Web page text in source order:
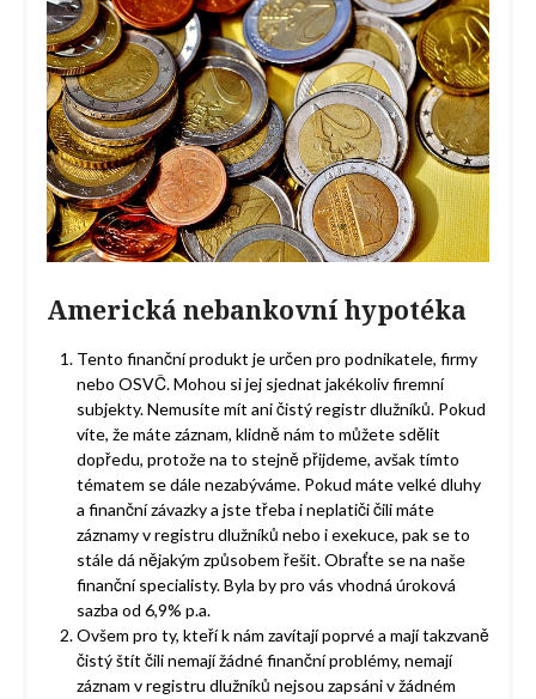
Americká nebankovní hypotéka
Tento finanční produkt je určen pro podnikatele, firmy
nebo OSVČ. Mohou si jej sjednat jakékoliv firemní
subjekty. Nemusíte mít ani čistý registr dlužníků. Pokud
víte, že máte záznam, klidně nám to můžete sdělit
dopředu, protože na to stejně přijdeme, avšak tímto
tématem se dále nezabýváme. Pokud máte velké dluhy
a finanční závazky a jste třeba i neplatiči čili máte
záznamy v registru dlužníků nebo i exekuce, pak se to
stále dá nějakým způsobem řešit. Obraťte se na naše
finanční specialisty. Byla by pro vás vhodná úroková
sazba od 6,9% p.a.
Ovšem pro ty, kteří k nám zavítají poprvé a mají takzvaně
čistý štít čili nemají žádné finanční problémy, nemají
záznam v registru dlužníků nejsou zapsáni v žádném